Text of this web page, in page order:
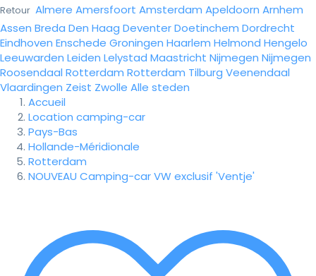
Retour Almere Amersfoort Amsterdam Apeldoorn Arnhem
Assen Breda Den Haag DeventerDoetinchem Dordrecht
Eindhoven Enschede Groningen Haarlem Helmond Hengelo
Leeuwarden Leiden Lelystad Maastricht Nijmegen Nijmegen
Roosendaal Rotterdam Rotterdam Tilburg Veenendaal
Vlaardingen Zeist Zwolle Alle steden
Accueil
Location camping-car
Pays-Bas
Hollande-Méridionale
Rotterdam
NOUVEAU Camping-car VW exclusif 'Ventje'